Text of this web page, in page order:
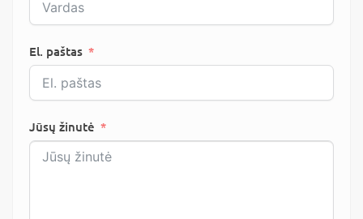
El. paštas
Jūsų žinutė